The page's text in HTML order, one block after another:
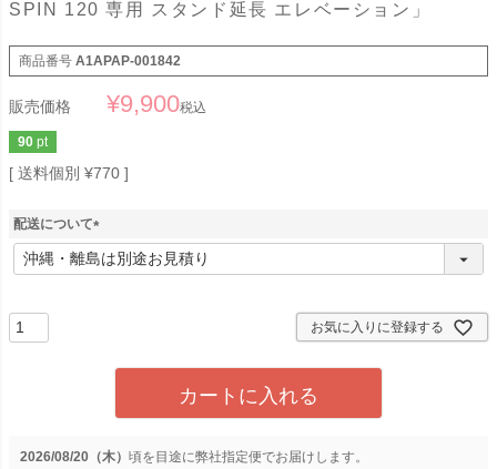
SPIN 120 専用 スタンド延長 エレベーション」
商品番号 A1APAP-001842
販売価格 ¥9,900税込
90 pt
送料個別 ¥770
配送について
(
必
お気に入りに登録する
カートに入れる
2026/08/20（木） に弊社指定便でお届けします。